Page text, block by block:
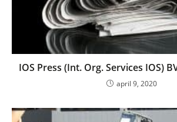
IOS Press (Int. Org. Services IOS)
april 9, 2020